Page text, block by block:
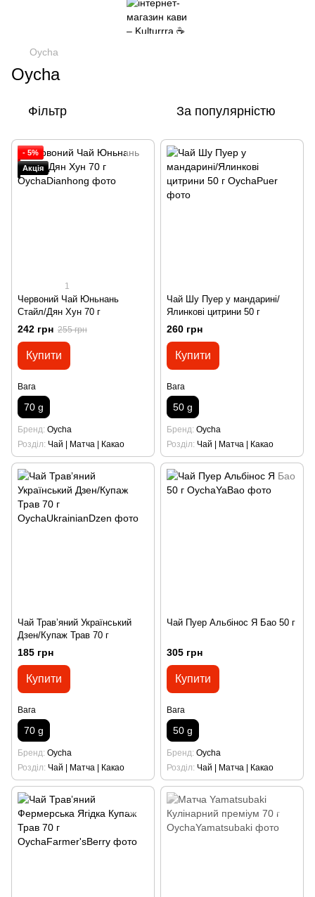
Oycha
Oycha
Фільтр За популярністю
- 5%
Акція
1
Червоний Чай Юньнань
Стайл/Дян Хун 70 г
242 грн 255 грн
Купити
Вага
70 g
Бренд Oycha
Розділ Чай | Матча | Какао
Чай Шу Пуер у мандарині/
Ялинкові цитрини 50 г
260 грн
Купити
Вага
50 g
Бренд Oycha
Розділ Чай | Матча | Какао
Чай Травʼяний Український
Дзен/Купаж Трав 70 г
185 грн
Купити
Вага
70 g
Бренд Oycha
Розділ Чай | Матча | Какао
Чай Пуер Альбінос Я Бао 50 г
305 грн
Купити
Вага
50 g
Бренд Oycha
Розділ Чай | Матча | Какао